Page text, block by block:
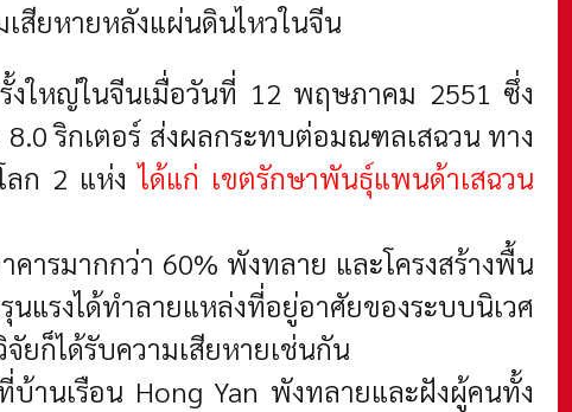
สียหายหลังแผ่นดินไหวในจีน
งใหญ่ในจีนเมื่อวันที่ 12 พฤษภาคม 2551 ซึ่ง
ริกเตอร์ ส่งผลกระทบต่อมณฑลเสฉวน ทาง
ลก 2 แห่งได้แก่ เขตรักษาพันธุ์แพนด้าเสฉวน
รมากกว่า 60% พังทลาย และโครงสร้างพื้น
รงได้ทำลายแหล่งที่อยู่อาศัยของระบบนิเวศ
ก็ได้รับความเสียหายเช่นกัน
านเรือน Hong Yan พังทลายและฝังผู้คนทั้ง